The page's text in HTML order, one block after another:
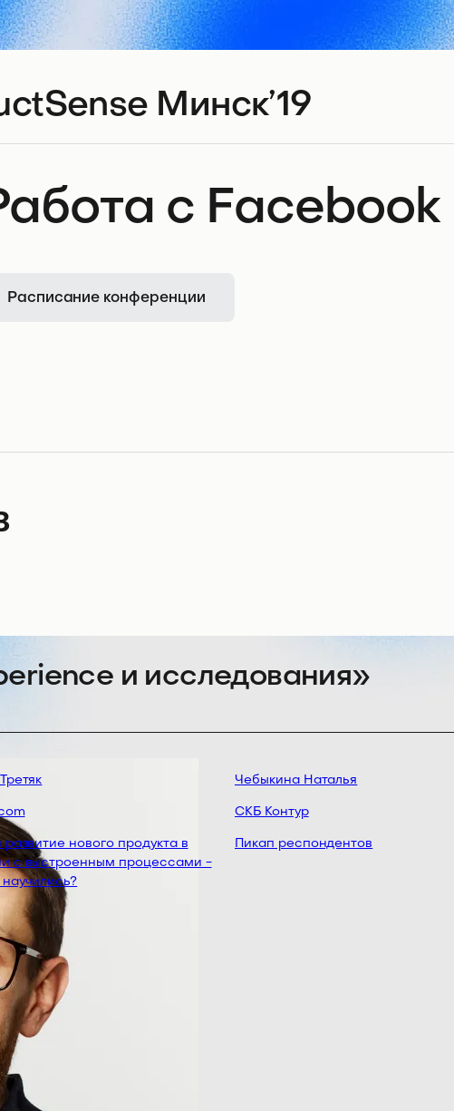
Минск’19
с Facebook
Расписание конференции
и исследования»
нового продукта в
с выстроенным процессами -
Чебыкина Наталья
СКБ Контур
Пикап респондентов